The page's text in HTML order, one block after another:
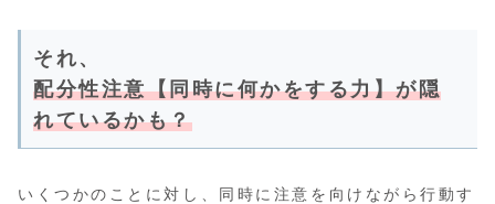
それ、
配分性注意【同時に何かをする力】が隠
れているかも？
いくつかのことに対し、同時に注意を向けながら行動す